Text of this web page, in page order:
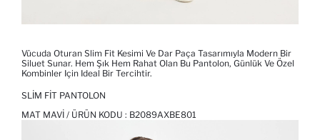
Vücuda Oturan Slim Fit Kesimi Ve Dar Paça Tasarımıyla Modern Bir
Siluet Sunar. Hem Şık Hem Rahat Olan Bu Pantolon, Günlük Ve Özel
Kombinler Için Ideal Bir Tercihtir.
SLIM FIT PANTOLON
MAT MAVI / ÜRÜN KODU : B2089AXBE801